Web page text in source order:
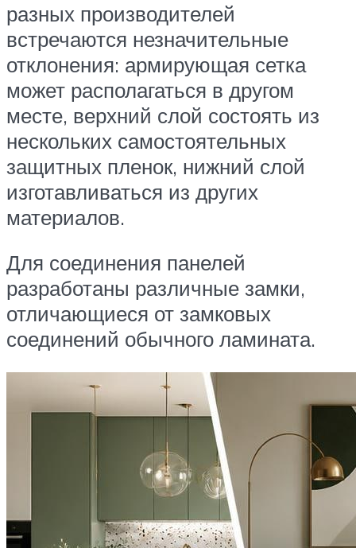
разных производителей
встречаются незначительные
отклонения: армирующая сетка
может располагаться в другом
месте, верхний слой состоять из
нескольких самостоятельных
защитных пленок, нижний слой
изготавливаться из других
материалов.
Для соединения панелей
разработаны различные замки,
отличающиеся от замковых
соединений обычного ламината.